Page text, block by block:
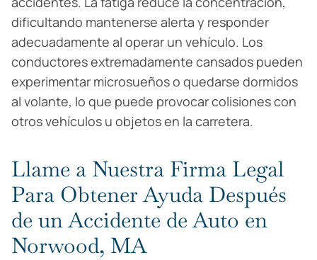
dificultando mantenerse alerta y responder
adecuadamente al operar un vehículo. Los
conductores extremadamente cansados pueden
experimentar microsueños o quedarse dormidos
al volante, lo que puede provocar colisiones con
otros vehículos u objetos en la carretera.
Llame a Nuestra Firma Legal
Para Obtener Ayuda Después
de un Accidente de Auto en
Norwood, MA